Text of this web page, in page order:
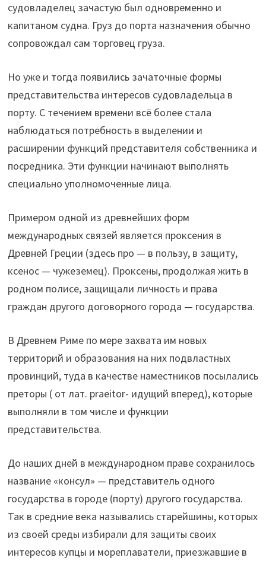
судовладелец зачастую был одновременно и
капитаном судна. Груз до порта назначения обычно
сопровождал сам торговец груза.
Но уже и тогда появились зачаточные формы
представительства интересов судовладельца в
порту. С течением времени всё более стала
наблюдаться потребность в выделении и
расширении функций представителя собственника и
посредника. Эти функции начинают выполнять
специально уполномоченные лица.
Примером одной из древнейших форм
международных связей является проксения в
Древней Греции (здесь про — в пользу, в защиту,
ксенос — чужеземец). Проксены, продолжая жить в
родном полисе, защищали личность и права
граждан другого договорного города — государства.
В Древнем Риме по мере захвата им новых
территорий и образования на них подвластных
провинций, туда в качестве наместников посылались
преторы ( от лат. praeitor- идущий вперед), которые
выполняли в том числе и функции
представительства.
До наших дней в международном праве сохранилось
название «консул» — представитель одного
государства в городе (порту) другого государства.
Так в средние века назывались старейшины, которых
из своей среды избирали для защиты своих
интересов купцы и мореплаватели, приезжавшие в